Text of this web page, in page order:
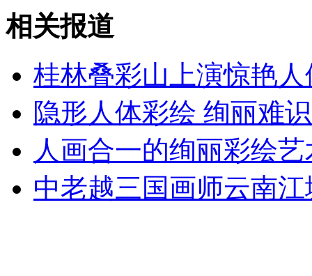
安徽一实载49人客车翻车
走！跟着总书记去植树
消防员救轻生者 花炮节热闹非凡 减压"枕头大战"
相关报道
桂林叠彩山上演惊艳
隐形人体彩绘 绚丽难
人画合一的绚丽彩绘艺
中老越三国画师云南